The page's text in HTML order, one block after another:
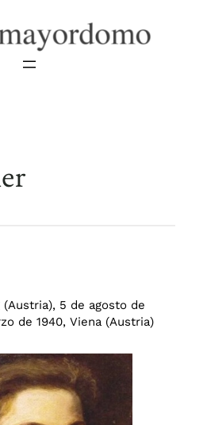
(Austria), 5 de agosto de
de 1940, Viena (Austria)